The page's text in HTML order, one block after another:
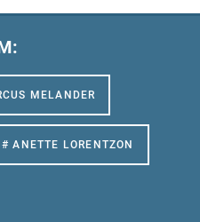
MELANDER
# ANETTE LORENTZON